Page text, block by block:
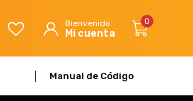
Manual de Código
0